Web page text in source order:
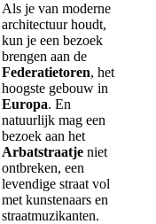
Als je van moderne
architectuur houdt,
kun je een bezoek
brengen aan de
Federatietoren, het
hoogste gebouw in
Europa. En
natuurlijk mag een
bezoek aan het
Arbatstraatje niet
ontbreken, een
levendige straat vol
met kunstenaars en
straatmuzikanten.